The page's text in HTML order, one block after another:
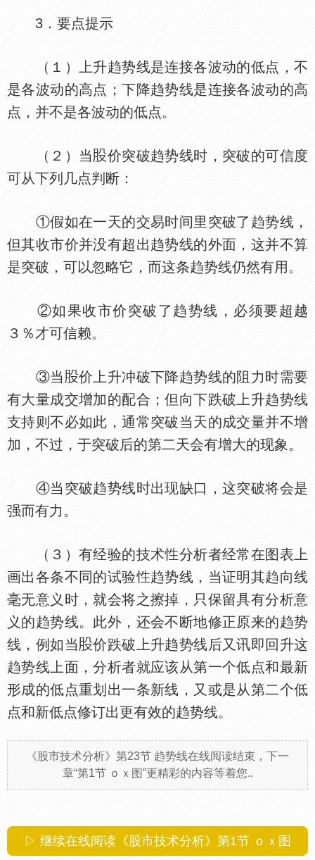
3．要点提示
（１）上升趋势线是连接各波动的低点，不
是各波动的高点；下降趋势线是连接各波动的高
点，并不是各波动的低点。
（２）当
价突破趋势线时，突破的可信度
可从下列几点判断：
①假如在一天的交易时间里突破了趋势线，
但其收市价并没有超出趋势线的外面，这并不算
是突破，可以忽略它，而这条趋势线仍然有用。
②如果收市价突破了趋势线，必须要超越
３％才可信赖。
③当
价上升冲破下降趋势线的阻力时需要
有大量成交增加的配合；但向下跌破上升趋势线
支持则不必如此，通常突破当天的成交量并不增
加，不过，于突破后的第二天会有增大的现象。
④当突破趋势线时出现缺口，这突破将会是
强而有力。
（３）有经验的技术
分析者经常在图表上
画出各条不同的试验
趋势线，当证明其趋向线
毫无意义时，就会将之擦掉，只保留具有分析意
义的趋势线。此外，还会不断地修正原来的趋势
线，例如当
价跌破上升趋势线后又讯即回升这
趋势线上面，分析者就应该从第一个低点和最新
形成的低点重划出一条新线，又或是从第二个低
点和新低点修订出更有效的趋势线。
《股市技术分析》第23节 趋势线在线阅读结束，下一
章“第1节 ｏｘ图”更精彩的内容等着您..
▷ 继续在线阅读《股市技术分析》第1节 ｏｘ图